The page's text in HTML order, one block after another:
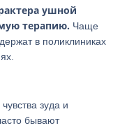
ушной
терапию. Чаще
в поликлиниках
зуда и
бывают